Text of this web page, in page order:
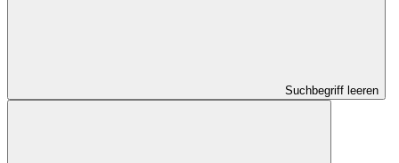
Suchbegriff leeren